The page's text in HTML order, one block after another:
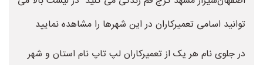
توانید اسامی تعمیرکاران در این شهرها را مشاهده نمایید
در جلوی نام هر یک از تعمیرکاران لپ تاپ نام استان و شهر